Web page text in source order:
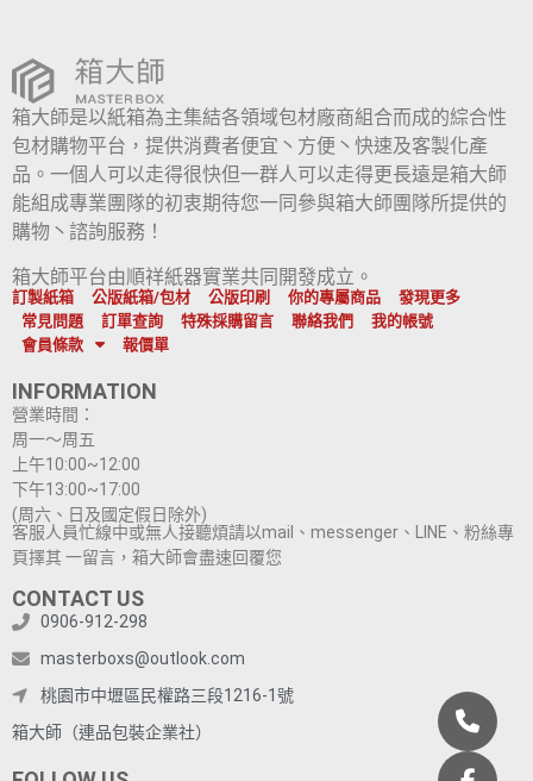
箱大師是以紙箱為主集結各領域包材廠商組合而成的綜合性
包材購物平台，提供消費者便宜丶方便丶快速及客製化產
品。一個人可以走得很快但一群人可以走得更長遠是箱大師
能組成專業團隊的初衷期待您一同參與箱大師團隊所提供的
購物丶諮詢服務！
箱大師平台由順祥紙器實業共同開發成立。
訂製紙箱 公版紙箱/包材 公版印刷 你的專屬商品
發現更多
常見問題
訂單查詢 特殊採購留言 聯絡我們
我的帳號
會員條款
報價單
INFORMATION
營業時間：
周一～周五
上午10:00~12:00
下午13:00~17:00
(周六、日及國定假日除外)
客服人員忙線中或無人接聽煩請以mail、messenger、LINE、粉絲專
頁擇其 一留言，箱大師會盡速回覆您
CONTACT US
0906-912-298
masterboxs@outlook.com
桃園市中壢區民權路三段1216-1號
箱大師（連品包裝企業社）